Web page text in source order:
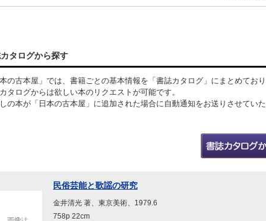
タログから探す
本の古本屋」では、書籍ごとの基本情報を「書誌カタログ」にまとめており
タログからは欲しい本のリクエストが可能です。
の本が「日本の古本屋」に追加された場合に自動通知をお送りさせていた
民俗芸能と歌謡の研究
金井清光 著、東京美術、1979.6
758p 22cm